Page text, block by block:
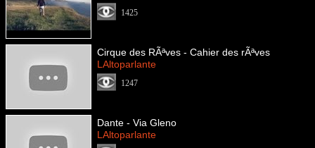
1425
Cirque des RÃªves - Cahier des rÃªves
LAltoparlante
1247
Dante - Via Gleno
LAltoparlante